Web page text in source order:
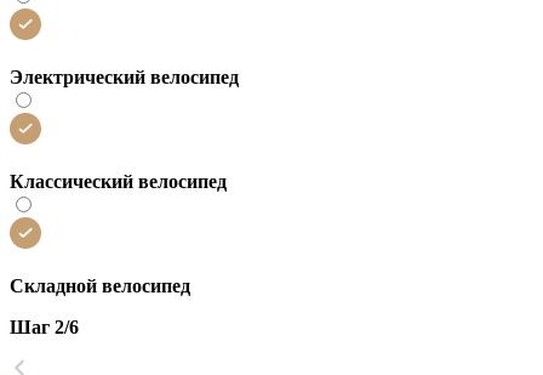
Электрический велосипед
Классический велосипед
Складной велосипед
Шаг 2/6